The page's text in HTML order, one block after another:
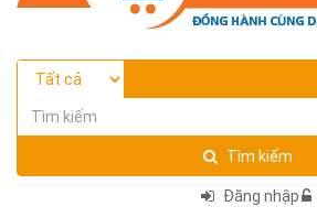
Tìm kiếm
Đăng nhập